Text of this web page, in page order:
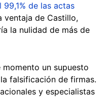
99,1% de las actas
ventaja de Castillo,
la nulidad de más de
un supuesto
falsificación de firmas.
y especialistas